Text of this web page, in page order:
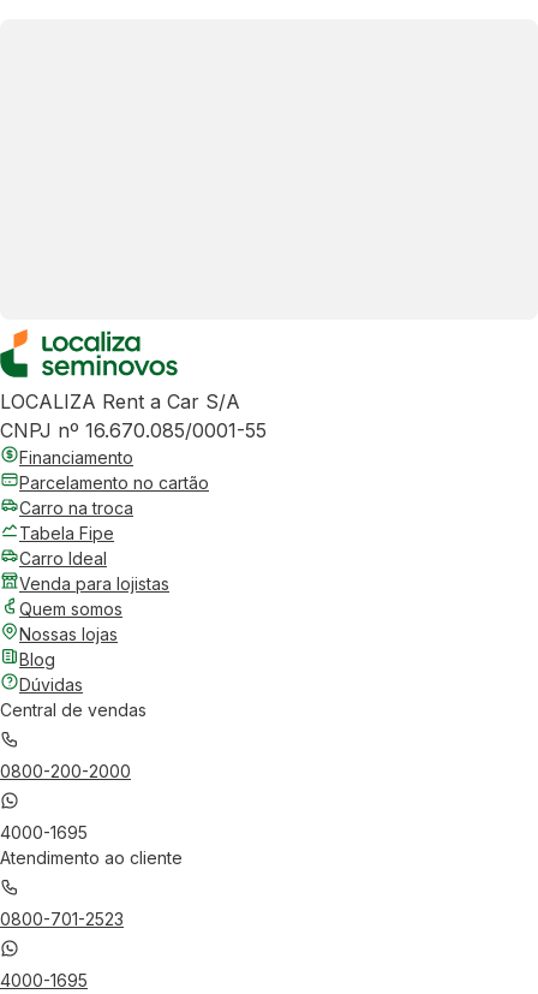
LOCALIZA Rent a Car S/A
CNPJ nº 16.670.085/0001-55
Financiamento
Parcelamento no cartão
Carro na troca
Tabela Fipe
Carro Ideal
Venda para lojistas
Quem somos
Nossas lojas
Blog
Dúvidas
Central de vendas
0800-200-2000
4000-1695
Atendimento ao cliente
0800-701-2523
4000-1695